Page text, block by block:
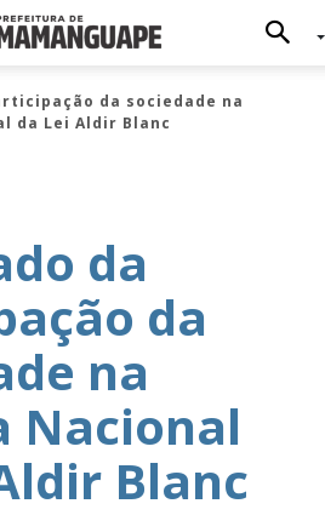
da sociedade na
da Lei Aldir Blanc
da
da
na
Nacional
Blanc